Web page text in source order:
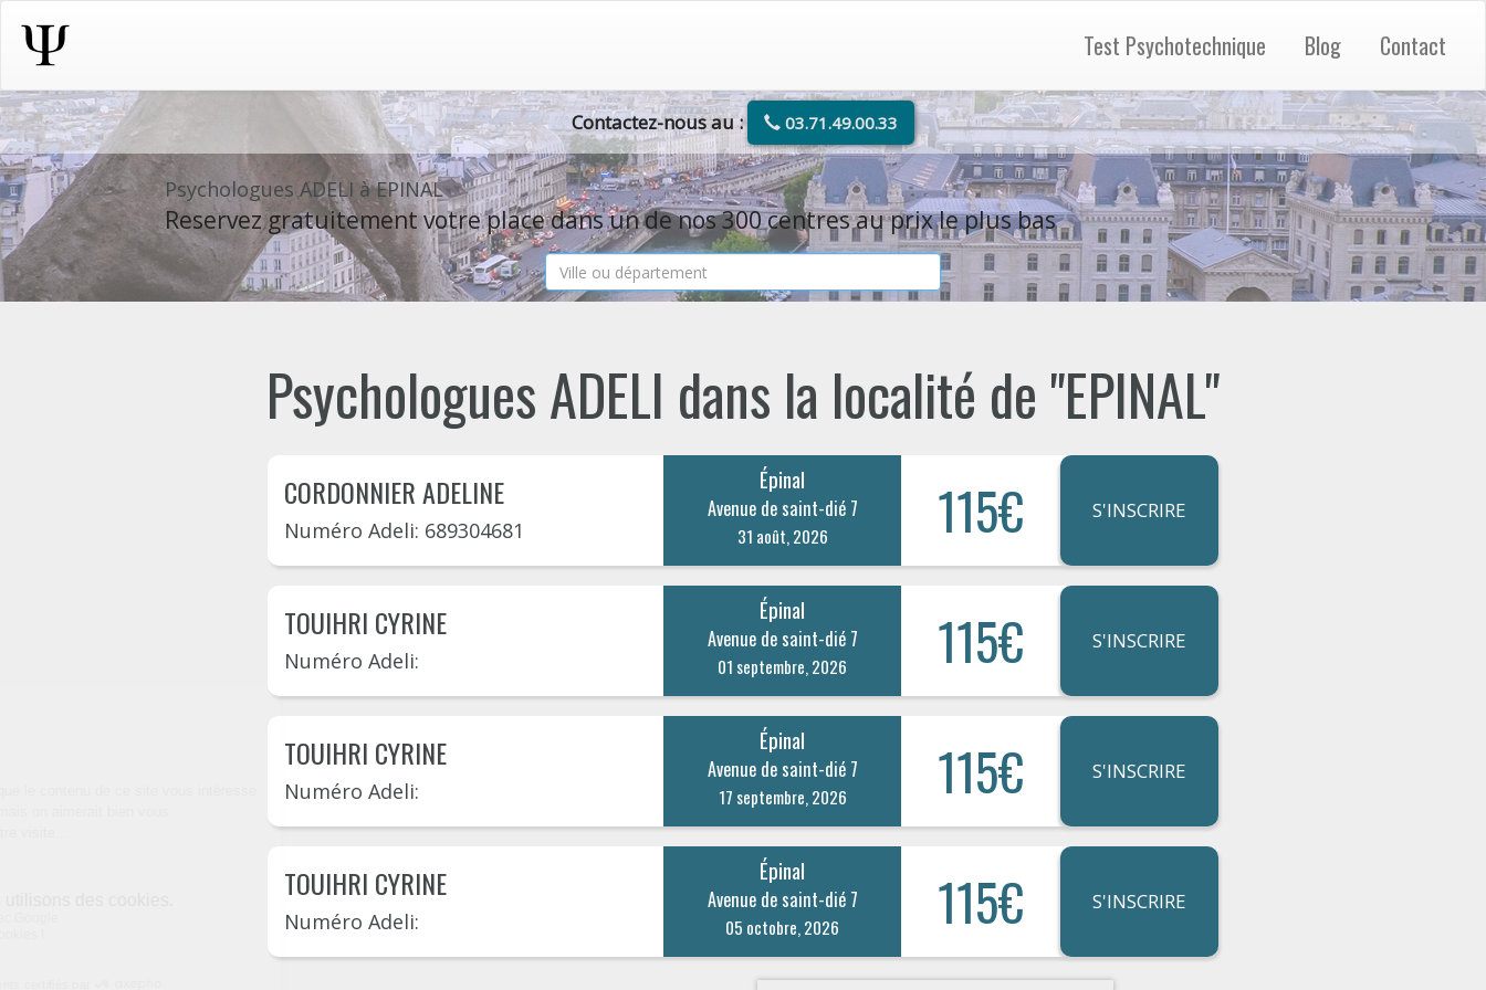
Test Psychotechnique Blog Contact
Contactez-nous au : 03.71.49.00.33
Psychologues ADELI à EPINAL
Reservez gratuitement votre place dans un de nos 300 centres au prix le plus bas
Psychologues ADELI dans la localité de "EPINAL"
CORDONNIER ADELINE
Numéro Adeli: 689304681
Épinal
Avenue de saint-dié 7
31 août, 2026 115€ S'INSCRIRE
TOUIHRI CYRINE
Numéro Adeli:
Épinal
Avenue de saint-dié 7
01 septembre, 2026 115€ S'INSCRIRE
TOUIHRI CYRINE
Numéro Adeli:
Épinal
Avenue de saint-dié 7
17 septembre, 2026 115€ S'INSCRIRE
TOUIHRI CYRINE
Numéro Adeli:
Épinal
Avenue de saint-dié 7
05 octobre, 2026 115€ S'INSCRIRE